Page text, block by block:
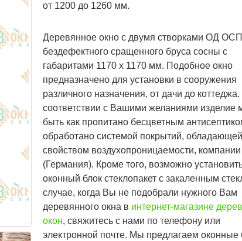
от 1200 до 1260 мм.
Деревянное окно с двумя створками ОД
бездефектного сращенного бруса сосны с
габаритами 1170 х 1170 мм. Подобное окно
предназначено для установки в сооружения
различного назначения, от дачи до коттеджа.
соответствии с Вашими желаниями изделие
быть как пропитано бесцветным
обработано системой покрытий, обладающей
свойством воздухопроницаемости, компании
(Германия). Кроме того, возможно
оконный блок стеклопакет с закаленным
случае, когда Вы не подобрали нужного Вам
деревянного окна в интернет-магазине
окон, свяжитесь с нами по телефону или
электронной почте. Мы предлагаем оконные